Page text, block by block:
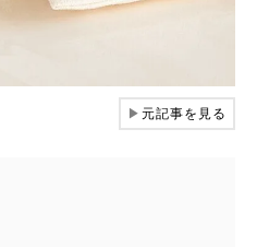
▶元記事を見る